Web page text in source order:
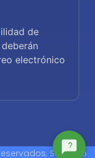
de
electrónico
Sitio web